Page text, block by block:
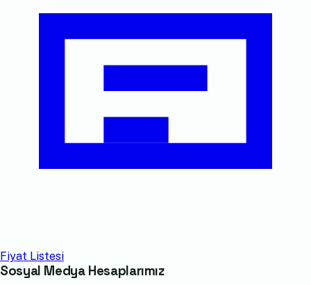
Fiyat Listesi
Sosyal Medya Hesaplarımız